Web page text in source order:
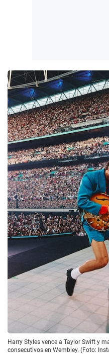
Harry Styles vence a Taylor Swift y
consecutivos en Wembley. (Foto: